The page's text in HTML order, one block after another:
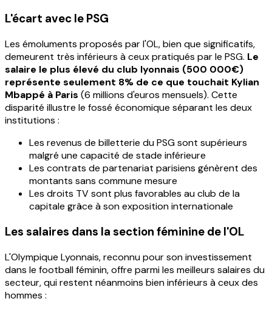
L'écart avec le PSG
Les émoluments proposés par l'OL, bien que significatifs,
demeurent très inférieurs à ceux pratiqués par le PSG. Le
salaire le plus élevé du club lyonnais (500 000€)
représente seulement 8% de ce que touchait Kylian
Mbappé à Paris (6 millions d'euros mensuels). Cette
disparité illustre le fossé économique séparant les deux
institutions :
Les revenus de billetterie du PSG sont supérieurs
malgré une capacité de stade inférieure
Les contrats de partenariat parisiens génèrent des
montants sans commune mesure
Les droits TV sont plus favorables au club de la
capitale grâce à son exposition internationale
Les salaires dans la section féminine de l'OL
L'Olympique Lyonnais, reconnu pour son investissement
dans le football féminin, offre parmi les meilleurs salaires du
secteur, qui restent néanmoins bien inférieurs à ceux des
hommes :